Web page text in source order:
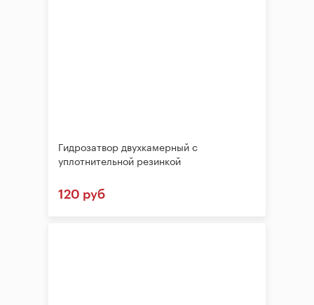
Гидрозатвор двухкамерный с
уплотнительной резинкой
120 руб